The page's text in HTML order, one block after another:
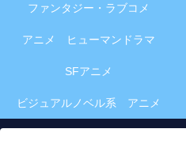
ファンタジー・ラブコメ
アニメ ヒューマンドラマ
SFアニメ
ビジュアルノベル系 アニメ